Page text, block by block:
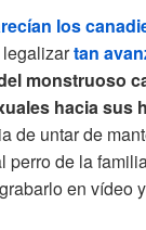
los
legalizartan
monstruoso
hacia sus
de untar de
de la
en vídeo